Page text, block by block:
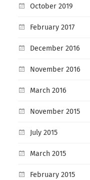
October 2019
February 2017
December 2016
November 2016
March 2016
November 2015
July 2015
March 2015
February 2015